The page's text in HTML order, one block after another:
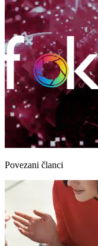
Povezani članci